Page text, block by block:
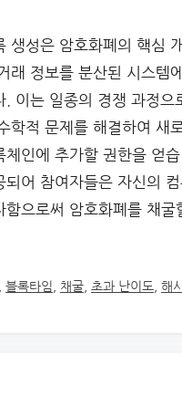
생성은 암호화폐의 핵심
래 정보를 분산된 시스템
. 이는 일종의 경쟁 과정으
학적 문제를 해결하여 새
체인에 추가할 권한을 얻
되어 참여자들은 자신의
함으로써 암호화폐를 채굴
,블록타임 채굴 ,초과 난이도 ,해